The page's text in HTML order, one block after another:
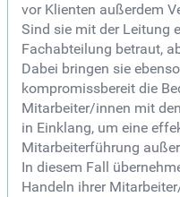
vor Klienten außerdem
Sind sie mit der Leitung
Fachabteilung betraut,
Dabei bringen sie
kompromissbereit die
Mitarbeiter/innen mit
in Einklang, um eine
Mitarbeiterführung
In diesem Fall
Handeln ihrer